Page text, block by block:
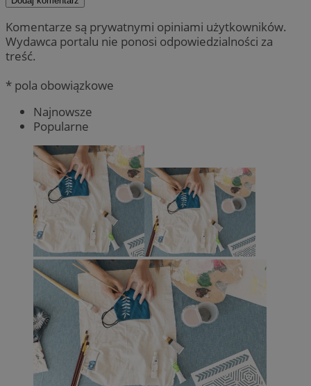
Komentarze są prywatnymi opiniami użytkowników.
Wydawca portalu nie ponosi odpowiedzialności za
treść.
* pola obowiązkowe
Najnowsze
Popularne